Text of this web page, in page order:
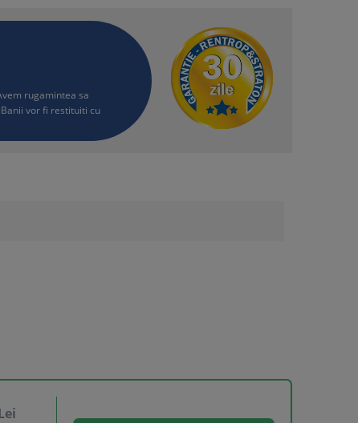
rugamintea sa
vor fi restituiti cu